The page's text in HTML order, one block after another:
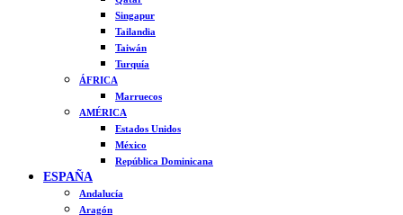
Singapur
Tailandia
Taiwán
Turquía
ÁFRICA
Marruecos
AMÉRICA
Estados Unidos
México
República Dominicana
ESPAÑA
Andalucía
Aragón